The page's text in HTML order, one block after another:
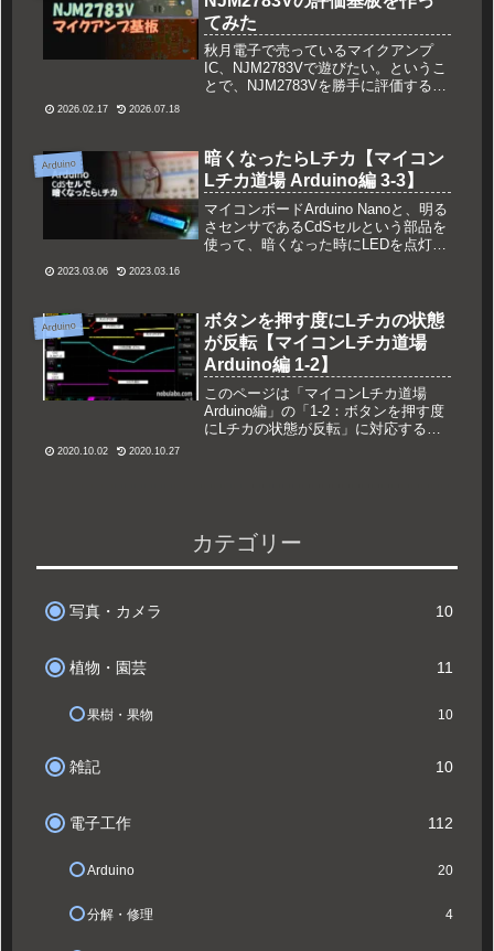
します。
てみた
秋月電子で売っているマイクアンプ
IC、NJM2783Vで遊びたい。というこ
とで、NJM2783Vを勝手に評価する基
アンプICで...
2026.02.17 2026.07.18
Arduino
暗くなったらLチカ【マイコン
Lチカ道場 Arduino編 3-3】
マイコンボードArduino Nanoと、明る
さセンサであるCdSセルという部品を
使って、暗くなった時にLEDを点灯さ
プレイに表示してみます。
2023.03.06 2023.03.16
Arduino
ボタンを押す度にLチカの状態
が反転【マイコンLチカ道場
Arduino編 1-2】
このページは「マイコンLチカ道場
Arduino編」の「1-2：ボタンを押す度
にLチカの状態が反転」に対応するペ
2020.10.02 2020.10.27
カテゴリー
写真・カメラ 10
植物・園芸 11
果樹・果物 10
雑記 10
電子工作 112
Arduino 20
分解・修理 4